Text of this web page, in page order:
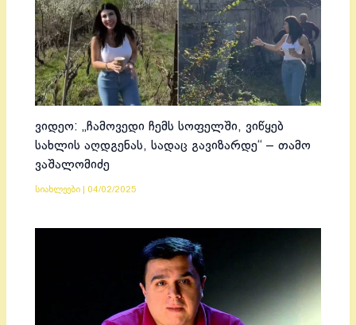
ვიდეო: „ჩამოვედი ჩემს სოფელში, ვიწყებ
სახლის აღდგენას, სადაც გავიზარდე“ – თამო
ვაშალომიძე
სიახლეები 04/02/2025